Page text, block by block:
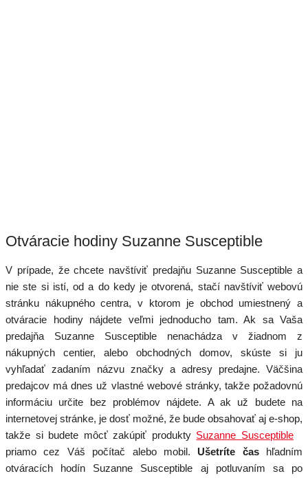
Otváracie hodiny Suzanne Susceptible
V prípade, že chcete navštíviť predajňu Suzanne Susceptible a
nie ste si istí, od a do kedy je otvorená, stačí navštíviť webovú
stránku nákupného centra, v ktorom je obchod umiestnený a
otváracie hodiny nájdete veľmi jednoducho tam. Ak sa Vaša
predajňa Suzanne Susceptible nenachádza v žiadnom z
nákupných centier, alebo obchodných domov, skúste si ju
vyhľadať zadaním názvu značky a adresy predajne. Väčšina
predajcov má dnes už vlastné webové stránky, takže požadovnú
informáciu určite bez problémov nájdete. A ak už budete na
internetovej stránke, je dosť možné, že bude obsahovať aj e-shop,
takže si budete môcť zakúpiť produkty Suzanne Susceptible
priamo cez Váš počítač alebo mobil. Ušetríte čashľadním
otváracích hodín Suzanne Susceptible aj potluvaním sa po